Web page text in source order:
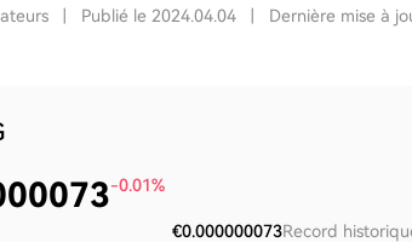
Publié le 2024.04.04 Dernière mise à
-0.01%
€0.000000073Record